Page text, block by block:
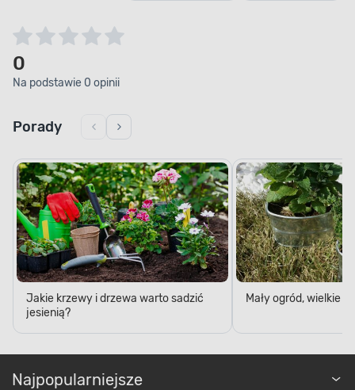
0
Na podstawie 0 opinii
Porady
Jakie krzewy i drzewa warto sadzić
jesienią?
Mały ogród, wielkie
Najpopularniejsze